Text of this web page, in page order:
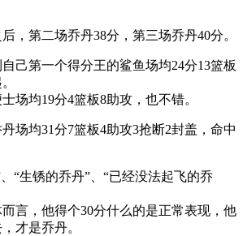
，第二场乔丹38分，第三场乔丹40分。
己第一个得分王的鲨鱼场均24分13篮板
场均19分4篮板8助攻，也不错。
场均31分7篮板4助攻3抢断2封盖，命中
“生锈的乔丹”、“已经没法起飞的乔
言，他得个30分什么的是正常表现，他
才是乔丹。